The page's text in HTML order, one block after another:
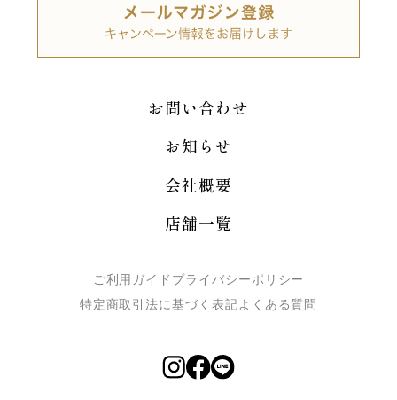
お問い合わせ
お知らせ
会社概要
店舗一覧
ご利用ガイド プライバシーポリシー
特定商取引法に基づく表記よくある質問